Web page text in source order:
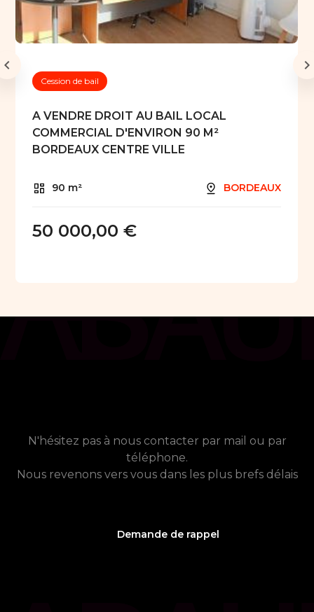
Cession de bail
A VENDRE DROIT AU BAIL LOCAL
COMMERCIAL D'ENVIRON 90 M²
BORDEAUX CENTRE VILLE
90 m² BORDEAUX
50 000,00 €
N'hésitez pas à nous contacter par mail ou par
téléphone.
Nous revenons vers vous dans les plus brefs délais
Demande de rappel